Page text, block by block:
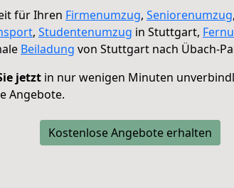
für Ihren Firmenumzug, Seniorenumzug,
, Studentenumzug in Stuttgart,
Beiladung von Stuttgart nach Übach-
jetzt in nur wenigen Minuten
Angebote.
Kostenlose Angebote erhalten